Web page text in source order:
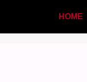
HOME